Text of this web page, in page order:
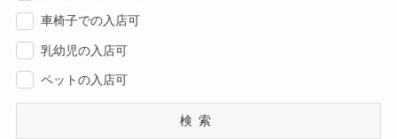
車椅子での入店可
乳幼児の入店可
ペットの入店可
検索